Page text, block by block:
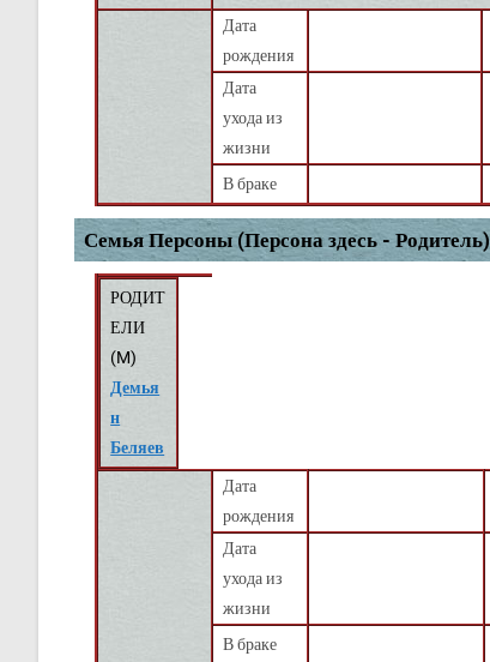
Дата
рождения
Дата
ухода из
жизни
В браке
Семья Персоны (Персона здесь - Родитель)
РОДИТ
ЕЛИ
(M)
Демья
н
Беляев
Дата
рождения
Дата
ухода из
жизни
В браке